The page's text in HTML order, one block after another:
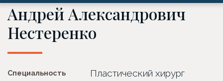
Андрей Александрович
Нестеренко
Специальность Пластический хирург